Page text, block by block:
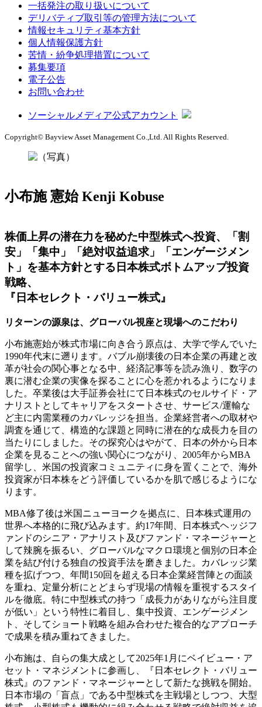
一括発注の取り扱いについて
デリバティブ取引等の管理方法について
情報セキュリティ基本方針
個人情報保護方針
苦情・紛争処理措置について
募集要項
電子公告
お問い合わせ
ソーシャルメディア公式アカウント
Copyright© Bayview Asset Management Co.,Ltd. All Rights Reserved.
小布施 憲始Kenji Kobuse
株価上昇の潜在力を秘めた中型株式へ投資、「割
安」「集中」「絶対収益追求」「エンゲージメン
ト」を基本方針とする日本株式ボトムアップ投資
戦略、
『日本セレクト・バリュー株式』
リターンの源泉は、グローバル視座と現場へのこだわり
小布施憲始が株式市場に向き合う原点は、大学で学んでいた
1990年代末に遡ります。バブル崩壊後の日本企業の再建と改
革が社会の関心事となる中、経済記事等を読み漁り、数字の
裏に潜む企業の実像を探ることに心を惹かれるようになりま
した。卒業後は大手証券会社にて日本株式のセルサイド・ア
ナリストとしてキャリアをスタートさせ、サービス/運輸な
ど主に内需業種のカバレッジを担当。企業経営者への取材や
調査を通じて、構造的な課題と同時に潜在的な成長力を目の
当たりにしました。その探究心はやがて、日本の外から日本
企業を見ることへの強い関心につながり、2005年からMBA
留学し、米国の投資家コミュニティに身を置くことで、海外
投資家が日本株をどう評価しているかを肌で感じるようにな
ります。
MBA修了後は米国ニューヨークを拠点に、日本株式運用の
世界へ本格的に飛び込みます。約17年間、日本株式ヘッジフ
ァンドのシニア・アナリスト及びファンド・マネージャーと
して辣腕を振るい、グローバルなマクロ環境と個別の日本企
業を結び付ける独自の投資手法を磨きました。カバレッジ業
種を拡げつつ、年間150回を超える日本企業経営陣との面談
を重ね、定量分析にとどまらず現場の情報を重視するスタイ
ルを徹底。特に中型株式の持つ「成長力がありながら注目度
が低い」という特性に着目し、集中投資、エンゲージメン
ト、そしてショート戦略を組み合わせた複合的なアプローチ
で成果を積み重ねてきました。
小布施は、自らの集大成として2025年1月にベイビュー・ア
セット・マネジメントに参画し、『日本セレクト・バリュー
株式』のファンド・マネージャーとして新たな挑戦を開始。
日本市場の「盲点」である中型株式を主戦場としつつ、大型